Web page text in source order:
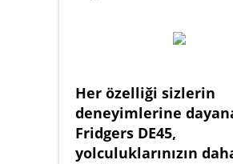
Her özelliği sizlerin
deneyimlerine
Fridgers DE45,
yolculuklarınızın